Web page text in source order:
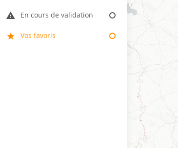
En cours de validation
Vos favoris